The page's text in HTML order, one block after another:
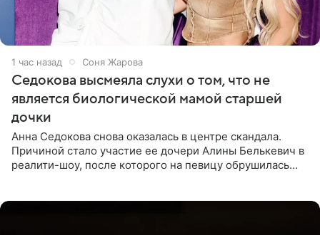
1 час назад Соня Жарова
Седокова высмеяла слухи о том, что не
является биологической мамой старшей
дочки
Анна Седокова снова оказалась в центре скандала.
Причиной стало участие ее дочери Алины Белькевич в
реалити-шоу, после которого на певицу обрушилась